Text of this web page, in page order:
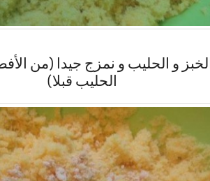
و الحليب و نمزج جيدا (من
الحليب قبلا)